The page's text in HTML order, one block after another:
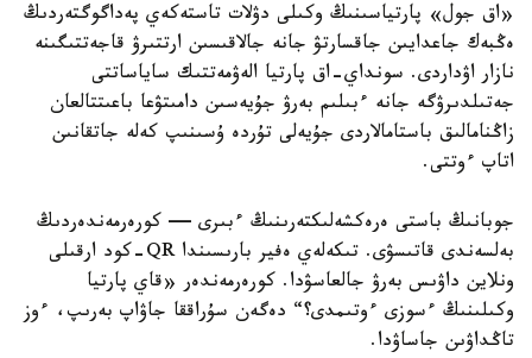
«اق جول» پارتياسىنىڭ وكىلى دۋلات تاستەكەي پەداگوگتەردىڭ
ەڭبەك جاعدايىن جاقسارتۋ جانە جالاقىسىن ارتتىرۋ قاجەتتىگىنە
نازار اۋداردى. سونداي-اق پارتيا الەۋمەتتىك ساياساتتى
جەتىلدىرۋگە جانە ءبىلىم بەرۋ جۇيەسىن دامىتۋعا باعىتتالعان
زاڭنامالىق باستامالاردى جۇيەلى تۇردە ۇسىنىپ كەلە جاتقانىن
اتاپ ءوتتى.
جوبانىڭ باستى ەرەكشەلىكتەرىنىڭ ءبىرى — كورەرمەندەردىڭ
بەلسەندى قاتىسۋى. تىكەلەي ەفير بارىسىندا QR-كود ارقىلى
ونلاين داۋىس بەرۋ جالعاسۋدا. كورەرمەندەر «قاي پارتيا
وكىلىنىڭ ءسوزى ءوتىمدى؟“ دەگەن سۇراققا جاۋاپ بەرىپ، ءوز
تاڭداۋىن جاساۋدا.